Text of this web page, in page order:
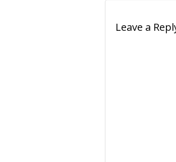
Leave a